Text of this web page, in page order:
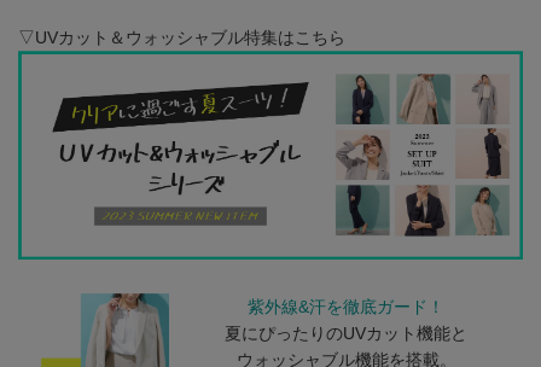
▽UVカット＆ウォッシャブル特集はこちら
紫外線&汗を徹底ガード！
夏にぴったりのUVカット機能と
ウォッシャブル機能を搭載。